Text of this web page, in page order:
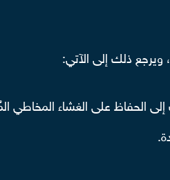
ويرجع ذلك إلى الآتي:
الحفاظ على الغشاء المخاطي